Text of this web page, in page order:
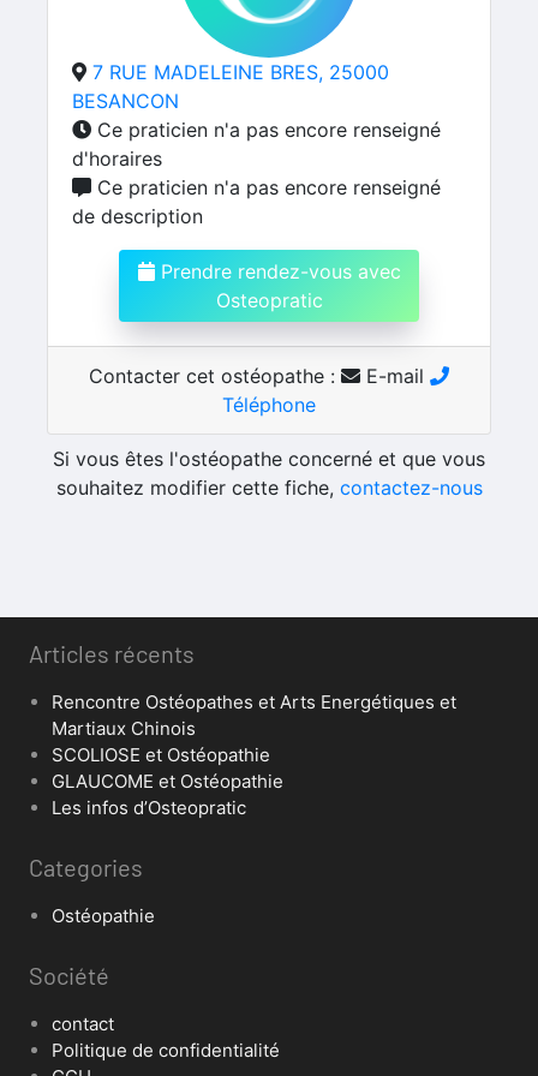
7 RUE MADELEINE BRES, 25000
BESANCON
Ce praticien n'a pas encore renseigné
d'horaires
Ce praticien n'a pas encore renseigné
de description
Prendre rendez-vous avec
Osteopratic
Contacter cet ostéopathe :
E-mail
Téléphone
Si vous êtes l'ostéopathe concerné et que vous
souhaitez modifier cette fiche, contactez-nous
Articles récents
Rencontre Ostéopathes et Arts Energétiques et
Martiaux Chinois
SCOLIOSE et Ostéopathie
GLAUCOME et Ostéopathie
Les infos d’Osteopratic
Categories
Ostéopathie
Société
contact
Politique de confidentialité